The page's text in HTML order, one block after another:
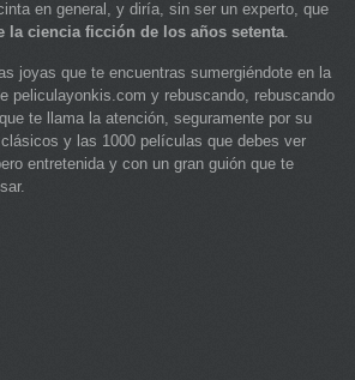
en general, y diría, sin ser un experto, que
la ciencia ficción de los años setenta
joyas que te encuentras sumergiéndote en la
peliculayonkis.com y rebuscando, rebuscando
te llama la atención, seguramente por su
y las 1000 películas que debes ver
entretenida y con un gran guión que te